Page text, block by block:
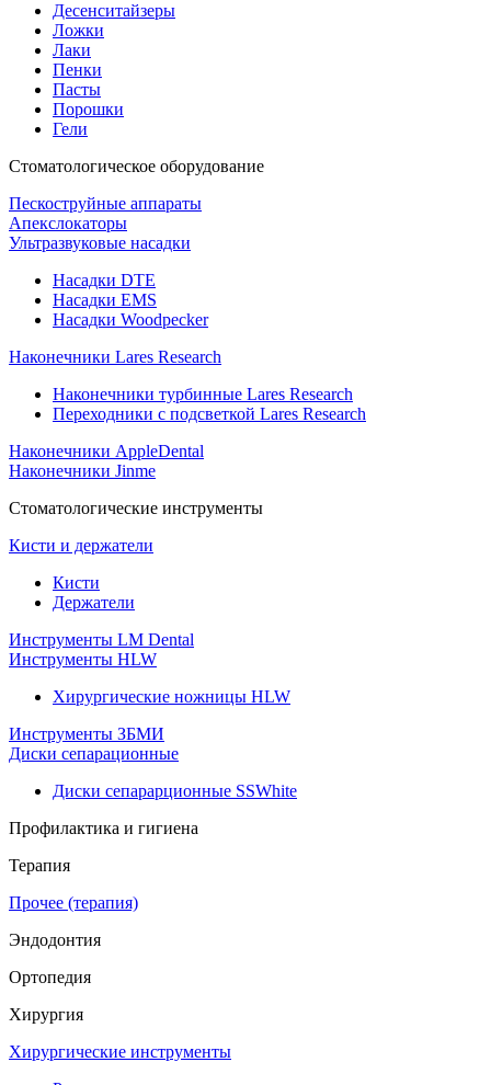
Десенситайзеры
Ложки
Лаки
Пенки
Пасты
Порошки
Гели
Стоматологическое оборудование
Пескоструйные аппараты
Апекслокаторы
Ультразвуковые насадки
Насадки DTE
Насадки EMS
Насадки Woodpecker
Наконечники Lares Research
Наконечники турбинные Lares Research
Переходники с подсветкой Lares Research
Наконечники AppleDental
Наконечники Jinme
Стоматологические инструменты
Кисти и держатели
Кисти
Держатели
Инструменты LM Dental
Инструменты HLW
Хирургические ножницы HLW
Инструменты ЗБМИ
Диски сепарационные
Диски сепарарционные SSWhite
Профилактика и гигиена
Терапия
Прочее (терапия)
Эндодонтия
Ортопедия
Хирургия
Хирургические инструменты